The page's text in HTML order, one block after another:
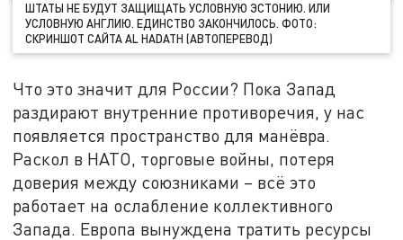
ШТАТЫ НЕ БУДУТ ЗАЩИЩАТЬ УСЛОВНУЮ ЭСТОНИЮ. ИЛИ
УСЛОВНУЮ АНГЛИЮ. ЕДИНСТВО ЗАКОНЧИЛОСЬ. ФОТО:
СКРИНШОТ САЙТА AL HADATH (АВТОПЕРЕВОД)
Что это значит для России? Пока Запад
раздирают внутренние противоречия, у нас
появляется пространство для манёвра.
Раскол в НАТО, торговые войны, потеря
доверия между союзниками – всё это
работает на ослабление коллективного
Запада. Европа вынуждена тратить ресурсы